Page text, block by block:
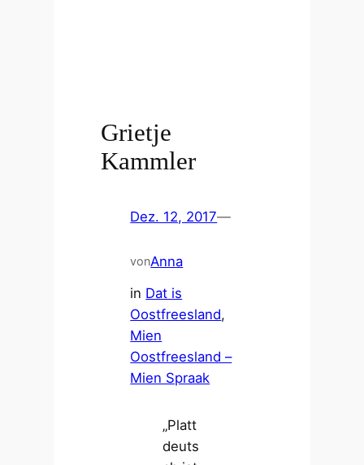
Grietje
Kammler
Dez. 12, 2017—
vonAnna
in Dat is
Oostfreesland
Mien
Oostfreesland –
Mien Spraak
„Platt
deuts